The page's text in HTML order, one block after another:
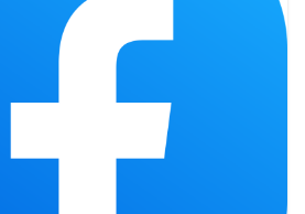
Wielkiego Postu 2021
Komunia Święta – Grupa 1